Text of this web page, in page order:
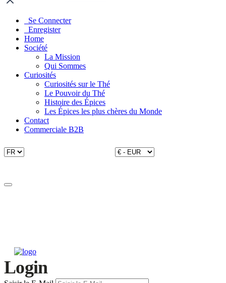
Se Connecter
Enregister
Home
Société
La Mission
Qui Sommes
Curiosités
Curiosités sur le Thé
Le Pouvoir du Thé
Histoire des Épices
Les Épices les plus chères du Monde
Contact
Commerciale B2B
Login